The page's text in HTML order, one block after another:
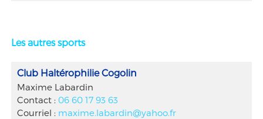
Les autres sports
Club Haltérophilie Cogolin
Maxime Labardin
Contact : 06 60 17 93 63
Courriel : maxime.labardin@yahoo.fr